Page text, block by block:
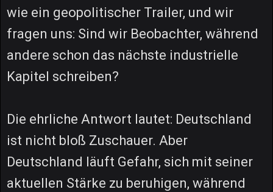
wie ein geopolitischer Trailer, und wir
fragen uns: Sind wir Beobachter, während
andere schon das nächste industrielle
Kapitel schreiben?
Die ehrliche Antwort lautet: Deutschland
ist nicht bloß Zuschauer. Aber
Deutschland läuft Gefahr, sich mit seiner
aktuellen Stärke zu beruhigen, während